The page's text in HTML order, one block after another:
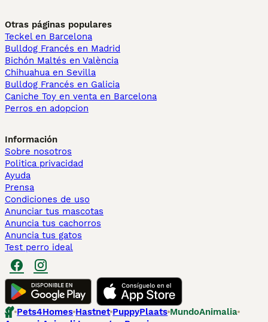
Otras páginas populares
Teckel en Barcelona
Bulldog Francés en Madrid
Bichón Maltés en València
Chihuahua en Sevilla
Bulldog Francés en Galicia
Caniche Toy en venta en Barcelona
Perros en adopcion
Información
Sobre nosotros
Politica privacidad
Ayuda
Prensa
Condiciones de uso
Anunciar tus mascotas
Anuncia tus cachorros
Anuncia tus gatos
Test perro ideal
Pets4Homes Hastnet PuppyPlaats MundoAnimalia